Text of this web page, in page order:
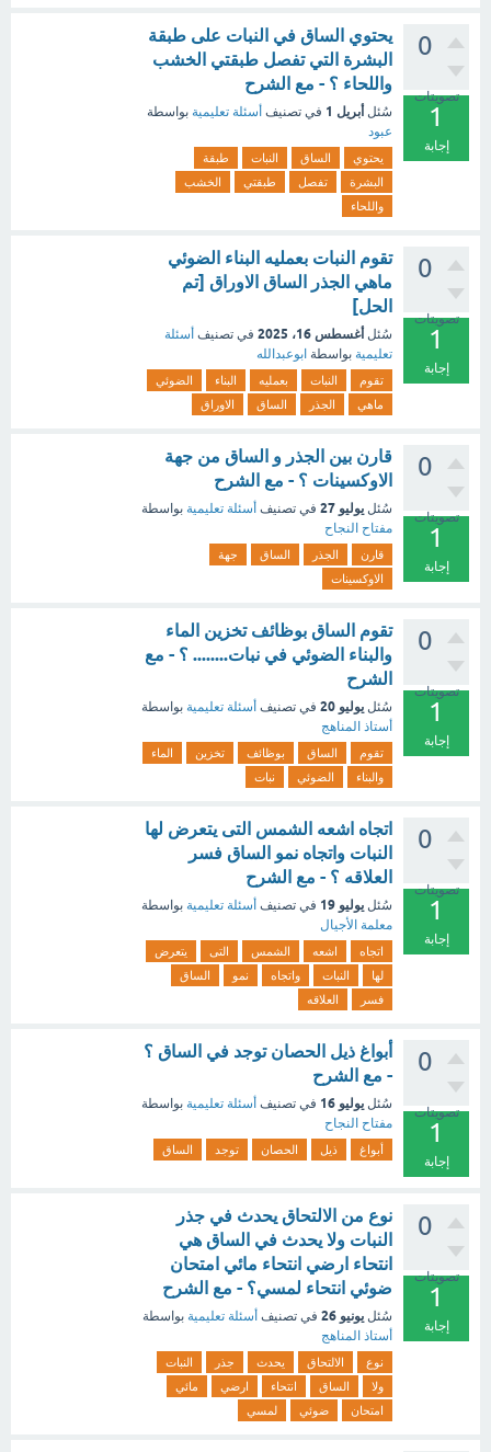
0
تصويتات
1
إجابة
يحتوي الساق في النبات على طبقة
البشرة التي تفصل طبقتي الخشب
واللحاء ؟ - مع الشرح
سُئل أبريل 1 في تصنيف أسئلة تعليمية بواسطة
عبود
يحتوي الساق النبات
طبقة
البشرة
تفصل طبقتي
الخشب
واللحاء
0
تصويتات
1
إجابة
تقوم النبات بعمليه البناء الضوئي
ماهي الجذر الساق الاوراق [تم
الحل]
سُئل أغسطس 16، 2025 في تصنيف أسئلة
تعليمية بواسطة ابوعبدالله
تقوم النبات بعمليه البناء
الضوئي
ماهي
الجذر الساق الاوراق
0
تصويتات
1
إجابة
قارن بين الجذر و الساق من جهة
الاوكسينات ؟ - مع الشرح
سُئل يوليو 27 في تصنيف أسئلة تعليمية بواسطة
مفتاح النجاح
قارن الجذر الساق
جهة
الاوكسينات
0
تصويتات
1
إجابة
تقوم الساق بوظائف تخزين الماء
والبناء الضوئي في نبات........ ؟ - مع
الشرح
سُئل يوليو 20 في تصنيف أسئلة تعليمية بواسطة
أستاذ المناهج
تقوم الساق بوظائف تخزين
الماء
والبناء
الضوئي نبات
0
تصويتات
1
إجابة
اتجاه اشعه الشمس التى يتعرض لها
النبات واتجاه نمو الساق فسر
العلاقه ؟ - مع الشرح
سُئل يوليو 19 في تصنيف أسئلة تعليمية بواسطة
معلمة الأجيال
اتجاه اشعه الشمس التى
يتعرض
لها
النبات واتجاه نمو
الساق
فسر
العلاقه
0
تصويتات
1
إجابة
أبواغ ذيل الحصان توجد في الساق ؟
- مع الشرح
سُئل يوليو 16 في تصنيف أسئلة تعليمية بواسطة
مفتاح النجاح
أبواغ ذيل الحصان توجد الساق
0
تصويتات
1
إجابة
نوع من الالتحاق يحدث في جذر
النبات ولا يحدث في الساق هي
انتحاء ارضي انتحاء مائي امتحان
ضوئي انتحاء لمسي؟ - مع الشرح
سُئل يونيو 26 في تصنيف أسئلة تعليمية بواسطة
أستاذ المناهج
نوع الالتحاق يحدث جذر
النبات
ولا
الساق انتحاء ارضي
مائي
امتحان
ضوئي لمسي